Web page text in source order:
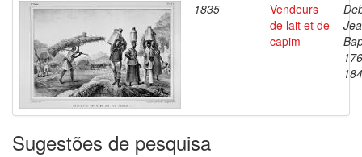
1835
Vendeurs
de lait et de
capim
Sugestões de pesquisa